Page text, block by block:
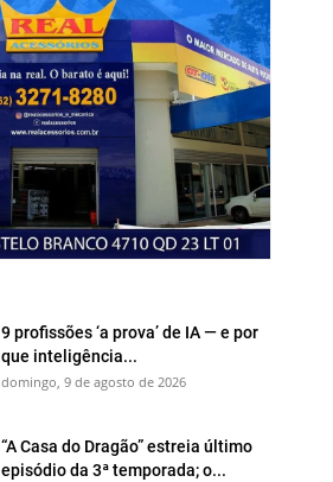
9 profissões ‘a prova’ de IA — e por
que inteligência...
domingo, 9 de agosto de 2026
“A Casa do Dragão” estreia último
episódio da 3ª temporada; o...